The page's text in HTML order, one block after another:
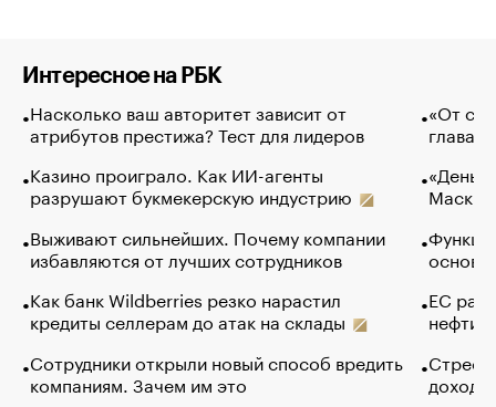
Интересное на РБК
Насколько ваш авторитет зависит от
атрибутов престижа? Тест для лидеров
Казино проиграло. Как ИИ-агенты
разрушают букмекерскую индустрию
Выживают сильнейших. Почему компании
избавляются от лучших сотрудников
Как банк Wildberries резко нарастил
кредиты селлерам до атак на склады
Сотрудники открыли новый способ вредить
компаниям. Зачем им это
«От
глава
Маск в
основ
ЕС
нефти